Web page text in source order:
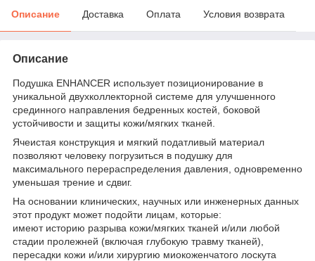
Описание Доставка Оплата Условия возврата
Описание
Подушка ENHANCER использует позиционирование в
уникальной двухколлекторной системе для улучшенного
срединного направления бедренных костей, боковой
устойчивости и защиты кожи/мягких тканей.
Ячеистая конструкция и мягкий податливый материал
позволяют человеку погрузиться в подушку для
максимального перераспределения давления, одновременно
уменьшая трение и сдвиг.
На основании клинических, научных или инженерных данных
этот продукт может подойти лицам, которые:
имеют историю разрыва кожи/мягких тканей и/или любой
стадии пролежней (включая глубокую травму тканей),
пересадки кожи и/или хирургию миокоженчатого лоскута